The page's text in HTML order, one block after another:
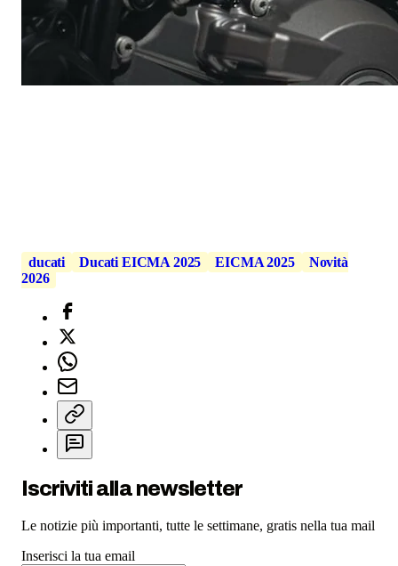
ducati Ducati EICMA 2025 EICMA 2025
Novità
2026
Iscriviti alla newsletter
Le notizie più importanti, tutte le settimane, gratis nella tua mail
Inserisci la tua email